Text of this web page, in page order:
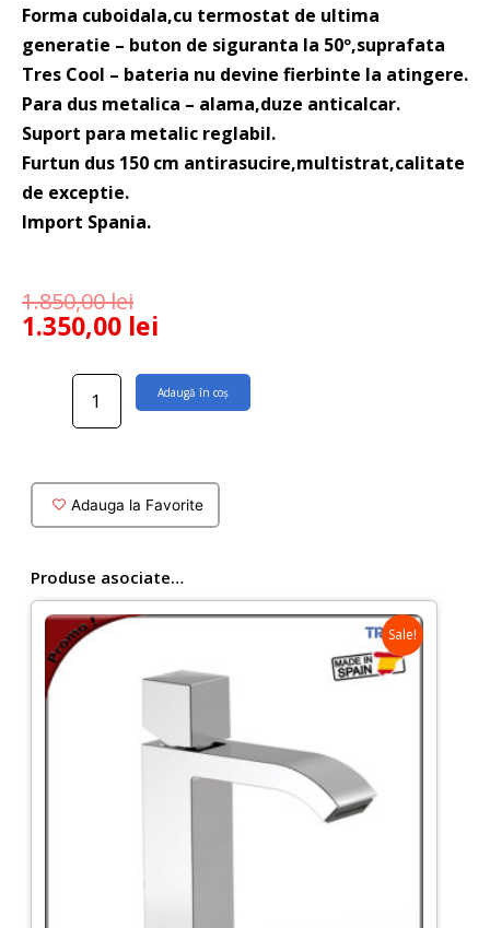
Forma cuboidala,cu termostat de ultima
generatie – buton de siguranta la 50º,suprafata
Tres Cool – bateria nu devine fierbinte la atingere.
Para dus metalica – alama,duze anticalcar.
Suport para metalic reglabil.
Furtun dus 150 cm antirasucire,multistrat,calitate
de exceptie.
Import Spania.
1.850,00lei
1.350,00 lei
Cantitate
Tres
Cuadro
accesorii
Adaugă în coș
Adauga la Favorite
Produse asociate…
Sale!